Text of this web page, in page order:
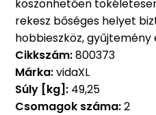
köszönhetően
rekesz bőséges helyet
hobbieszköz,
Cikkszám:800373
Márka:vidaXL
Súly [kg]: 49,25
Csomagok száma:2